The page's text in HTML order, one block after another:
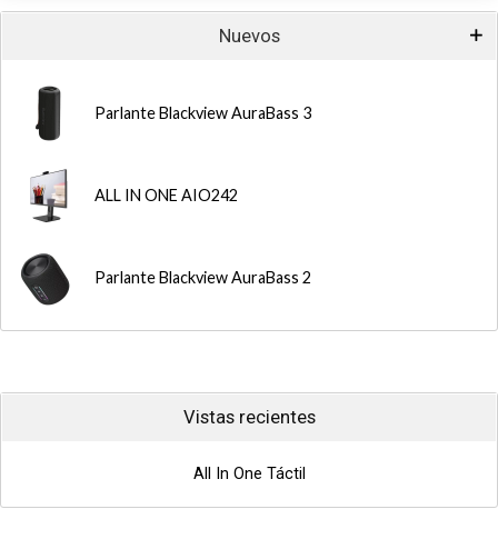
Nuevos
Parlante Blackview AuraBass 3
ALL IN ONE AIO242
Parlante Blackview AuraBass 2
Vistas recientes
All In One Táctil